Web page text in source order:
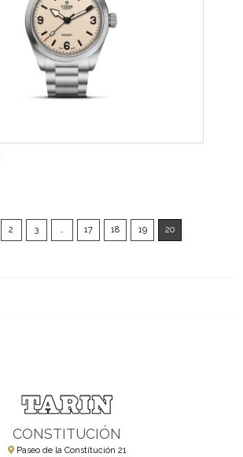
2 3 … 17 18 19 20
CONSTITUCIÓN
Paseo de la Constitución 21